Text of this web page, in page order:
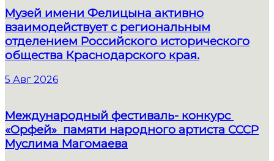
Музей имени Фелицына активно
взаимодействует с региональным
отделением Российского исторического
общества Краснодарского края.
5 Авг 2026
Международный фестиваль- конкурс
«Орфей» памяти народного артиста СССР
Муслима Магомаева